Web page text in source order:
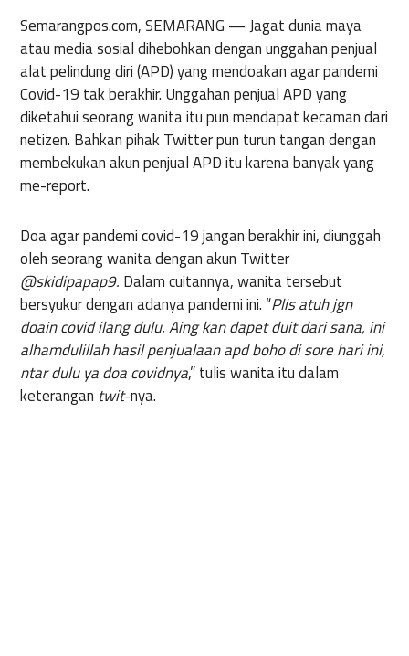
Semarangpos.com, SEMARANG — Jagat dunia maya
atau media sosial dihebohkan dengan unggahan penjual
alat pelindung diri (APD) yang mendoakan agar pandemi
Covid-19 tak berakhir. Unggahan penjual APD yang
diketahui seorang wanita itu pun mendapat kecaman dari
netizen. Bahkan pihak Twitter pun turun tangan dengan
membekukan akun penjual APD itu karena banyak yang
me-report.
Doa agar pandemi covid-19 jangan berakhir ini, diunggah
oleh seorang wanita dengan akun Twitter
@skidipapap9. Dalam cuitannya, wanita tersebut
bersyukur dengan adanya pandemi ini. “Plis atuh jgn
doain covid ilang dulu. Aing kan dapet duit dari sana, ini
alhamdulillah hasil penjualaan apd boho di sore hari ini,
ntar dulu ya doa covidnya,” tulis wanita itu dalam
keterangan twit-nya.